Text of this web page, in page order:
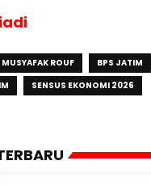
MUSYAFAK ROUF
BPS JATIM
SENSUS EKONOMI 2026